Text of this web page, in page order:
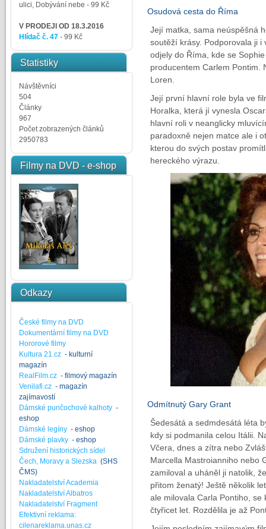
ulici, Dobývání nebe - 99 Kč
V PRODEJI OD 18.3.2016
Hlídač č. 47- 99 Kč
Statistiky
Návštěvníci
504
Články
967
Počet zobrazených článků
2950783
Filmy na DVD - e-shop
Odkazy
České filmy na DVD
Dokumentární filmy na DVD
Hororové filmy
Kultura 21.cz - kulturní
magazín
RealFilm.cz - filmový magazín
Venilafi.cz - magazín
zajímavostí
Dámské punčochové kalhoty -
eshop
Dámské legíny - eshop
Dámské plavky - eshop
Sdružení historických sídel
Čech, Moravy a Slezska (SHS
ČMS)
Nakladatelství Academia
Nakladatelství Albatros
Nakladatelství Fragment
Efektivní reklama:
cilenareklama.unas.cz
Osudová cesta do Říma
Její matka, sama neúspěšná
soutěží krásy. Podporovala ji
odjely do Říma, kde se
producentem Carlem Pontim.
Loren.
Její první hlavní role byla ve
Horalka, která jí vynesla
hlavní roli v neanglicky
paradoxně nejen matce ale i
kterou do svých postav
hereckého výrazu.
Odmítnutý Gary Grant
Šedesátá a sedmdesátá léta
kdy si podmanila celou Itálii.
Včera, dnes a zítra nebo
Marcella Mastroianniho nebo
zamiloval a uháněl ji natolik,
přitom ženatý! Ještě několik
ale milovala Carla Pontiho, se
čtyřicet let. Rozdělila je až